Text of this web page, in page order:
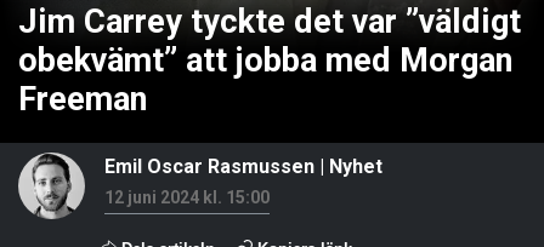
Jim Carrey tyckte det var ”väldigt
obekvämt” att jobba med Morgan
Freeman
Emil Oscar Rasmussen | Nyhet
12 juni 2024 kl. 15:00